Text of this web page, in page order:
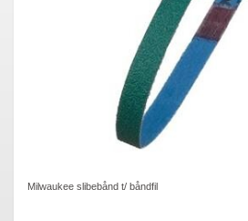
Milwaukee slibebånd t/ båndfil